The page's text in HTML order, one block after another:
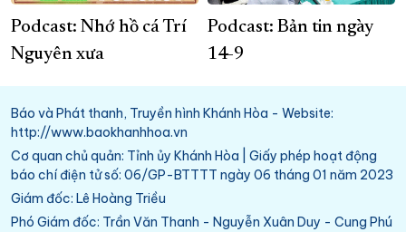
Podcast: Nhớ hồ cá Trí
Nguyên xưa
Podcast: Bản tin ngày
14-9
Báo và Phát thanh, Truyền hình Khánh Hòa - Website:
http://www.baokhanhhoa.vn
Cơ quan chủ quản: Tỉnh ủy Khánh Hòa | Giấy phép hoạt động
báo chí điện tử số: 06/GP-BTTTT ngày 06 tháng 01 năm 2023
Giám đốc: Lê Hoàng Triều
Phó Giám đốc: Trần Văn Thanh - Nguyễn Xuân Duy - Cung Phú